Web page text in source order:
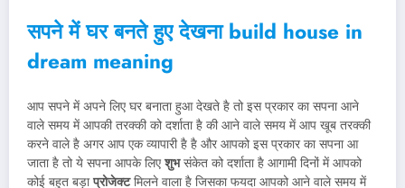
सपने में घर बनते हुए देखना build house in
dream meaning
आप सपने में अपने लिए घर बनाता हुआ देखते है तो इस प्रकार का सपना आने
वाले समय में आपकी तरक्की को दर्शाता है की आने वाले समय में आप खूब तरक्की
करने वाले है अगर आप एक व्यापारी है है और आपको इस प्रकार का सपना आ
जाता है तो ये सपना आपके लिएशुभसंकेत को दर्शाता है आगामी दिनों में आपको
कोई बहुत बड़ाप्रोजेक्टमिलने वाला है जिसका फयदा आपको आने वाले समय में